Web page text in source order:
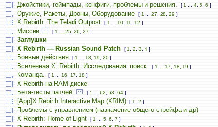
Джойстики, геймпады, конфиги, проблемы и решения. [ 1 4 5 6 ]
Оружие, Ракеты, Дроны, Оборудование [ 1 27 28 29 ]
X Rebirth: The Teladi Outpost [ 1 10 11 12 ]
Миссии [ 1 25 26 27 ]
Заглушки
X Rebirth — Russian Sound Patch
[ 1 2 3 4 ]
Боевые действия [ 1 18 19 20 ]
Вселенная X: Rebirth. Исследования, поиск. [ 1 17 18 19 ]
Команда. [ 1 16 17 18 ]
X Rebirth на RAM-диске
Бета-тесты патчей.
[ 1 62 63 64 ]
[App]X Rebirth Interactive Map (XRIM) [ 1 2 ]
Проблемы с управлением (назначение общего стрейфа и др)
X Rebirth: Home of Light
[ 1 5 6 7 ]